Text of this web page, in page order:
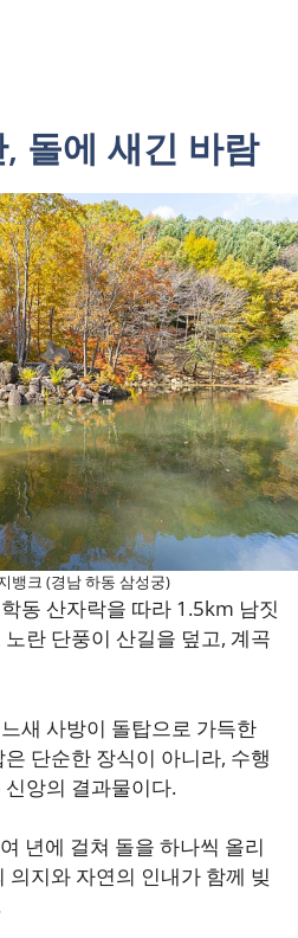
돌에 새긴 바람
뱅크 (경남 하동 삼성궁)
동 산자락을 따라 1.5km 남짓
란 단풍이 산길을 덮고, 계곡
새 사방이 돌탑으로 가득한
단순한 장식이 아니라, 수행
앙의 결과물이다.
년에 걸쳐 돌을 하나씩 올리
의지와 자연의 인내가 함께 빚